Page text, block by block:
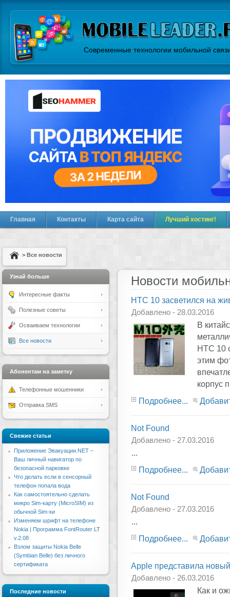
Современные технологии мобильной
Главная Контакты Карта сайта Лучший хостинг!
> Все новости
Новости
HTC 10 засветился на
Добавлено - 28.03.2016
В
HTC 10
этим
корпус
Подробнее...
Not Found
Добавлено - 27.03.2016
...
Подробнее...
Not Found
Добавлено - 27.03.2016
...
Подробнее...
Apple представила
Добавлено - 26.03.2016
Как и
Узнай больше
Интересные факты
Полезные советы
Осваиваем технологии
Все новости
Абонентам на заметку
Телефонные мошенники
Отправка SMS
Свежие статьи
Приложение Эвакуации.NET –
Ваш личный навигатор по
безопасной парковке
Что делать если в сенсорный
телефон попала вода
Как самостоятельно сделать
микро Sim-карту (MicroSIM) из
обычной Sim-ки
Изменяем шрифт на телефоне
Nokia | Программа FontRouter LT
v.2.08
Взлом защиты Nokia Belle
(Symbian Belle) без личного
сертификата
Последние новости